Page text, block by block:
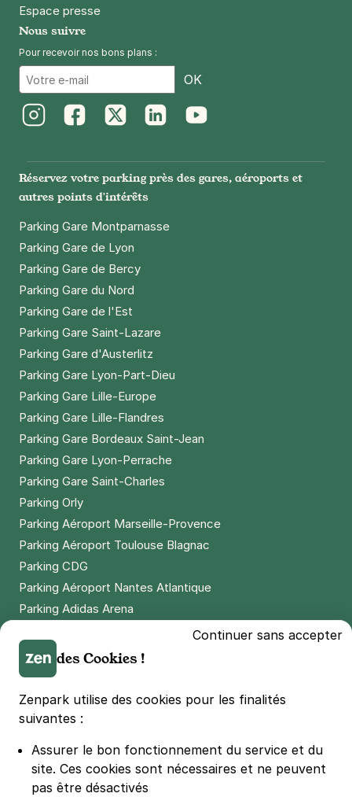
+ Abonnements disponibles
Paris - place des Fêtes - Télégraphe
8 rue Compans
75019Paris
Réserver
+ Abonnements disponibles
Lilas
78 avenue Pasteur
93260
4,2
1,50 €/heure 16 €/jour,60 €/semaine
Réserver
+ Abonnements disponibles
Paris - Père Lachaise - Gambetta
73 avenue Gambetta
2,50 € /heure,20 €/jour,65 €/semaine(tarifs dégressifs)
Réserver
+ Abonnements disponibles
Paris - Père Lachaise - Duris
75020
3,50 €/heure,25 €/jour, 89 €/semaine(tarifs dégressifs)
+ Abonnements disponibles
Espace presse
Nous suivre
Pour recevoir nos bons plans :
OK
Réservez votre parking près des gares, aéroports et
autres points d'intérêts
Parking Gare Montparnasse
Parking Gare de Lyon
Parking Gare de Bercy
Parking Gare du Nord
Parking Gare de l'Est
Parking Gare Saint-Lazare
Parking Gare d'Austerlitz
Parking Gare Lyon-Part-Dieu
Parking Gare Lille-Europe
Parking Gare Lille-Flandres
Parking Gare Bordeaux Saint-Jean
Parking Gare Lyon-Perrache
Parking Gare Saint-Charles
Parking Orly
Parking Aéroport Marseille-Provence
Parking Aéroport Toulouse Blagnac
Parking CDG
Parking Aéroport Nantes Atlantique
Parking Adidas Arena
Parking LDLC Arena
Parking Stade Pierre Mauroy
Parking Groupama Stadium
Parking Vélodrome
Parking Bercy
Parking La Défense Arena
Continuer sans accepter
des Cookies !
Zenpark utilise des cookies pour les finalités
suivantes :
Assurer le bon fonctionnement du service et du
site. Ces cookies sont nécessaires et ne peuvent
pas être désactivés